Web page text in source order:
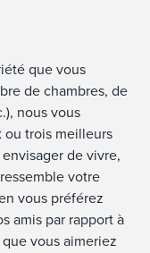
que vous
de chambres, de
nous vous
ou trois meilleurs
de vivre,
votre
vous préférez
amis par rapport à
vous aimeriez